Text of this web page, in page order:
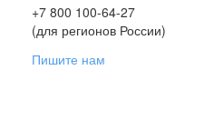
+7 800 100-64-27
(для регионов России)
Пишите нам